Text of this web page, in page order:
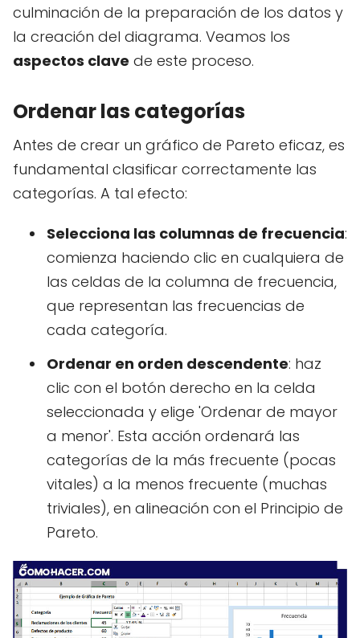
culminación de la preparación de los datos y
la creación del diagrama. Veamos los
aspectos clave de este proceso.
Ordenar las categorías
Antes de crear un gráfico de Pareto eficaz, es
fundamental clasificar correctamente las
categorías. A tal efecto:
Selecciona las columnas de frecuencia:
comienza haciendo clic en cualquiera de
las celdas de la columna de frecuencia,
que representan las frecuencias de
cada categoría.
Ordenar en orden descendente: haz
clic con el botón derecho en la celda
seleccionada y elige 'Ordenar de mayor
a menor'. Esta acción ordenará las
categorías de la más frecuente (pocas
vitales) a la menos frecuente (muchas
triviales), en alineación con el Principio de
Pareto.